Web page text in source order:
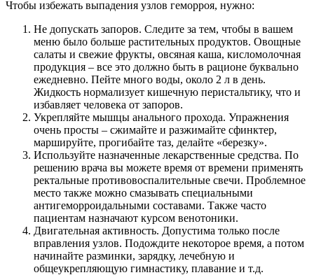
Чтобы избежать выпадения узлов геморроя, нужно:
Не допускать запоров. Следите за тем, чтобы в вашем
меню было больше растительных продуктов. Овощные
салаты и свежие фрукты, овсяная каша, кисломолочная
продукция – все это должно быть в рационе буквально
ежедневно. Пейте много воды, около 2 л в день.
Жидкость нормализует кишечную перистальтику, что и
избавляет человека от запоров.
Укрепляйте мышцы анального прохода. Упражнения
очень просты – сжимайте и разжимайте сфинктер,
маршируйте, прогибайте таз, делайте «березку».
Используйте назначенные лекарственные средства. По
решению врача вы можете время от времени применять
ректальные противовоспалительные свечи. Проблемное
место также можно смазывать специальными
антигеморроидальными составами. Также часто
пациентам назначают курсом венотоники.
Двигательная активность. Допустима только после
вправления узлов. Подождите некоторое время, а потом
начинайте разминки, зарядку, лечебную и
общеукрепляющую гимнастику, плавание и т.д.